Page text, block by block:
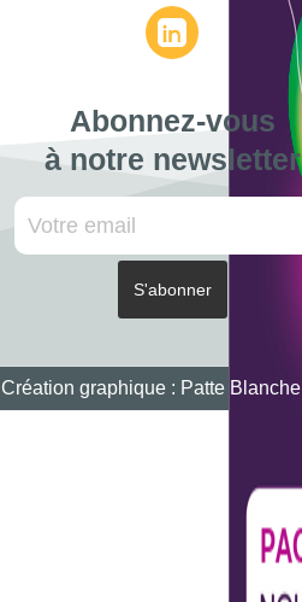
Abonnez-vous
à notre newsletter
Création graphique : Patte Blanche